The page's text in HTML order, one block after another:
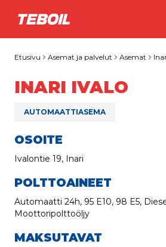
Siirry pääsisältöön
Etusivu Asemat ja palvelut Asemat
INARI IVALO
AUTOMAATTIASEMA
OSOITE
Ivalontie 19, Inari
POLTTOAINEET
Automaatti 24h, 95 E10, 98 E5,
Moottoripolttoöljy
MAKSUTAVAT